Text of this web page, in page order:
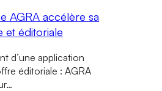
AGRA accélère sa
et éditoriale
d’une application
éditoriale : AGRA